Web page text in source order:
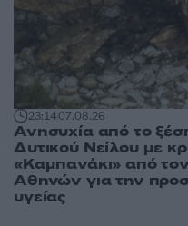
23:1407.08.26
Ανησυχία από το
Δυτικού Νείλου με
«Καμπανάκι» από
Αθηνών για την
υγείας